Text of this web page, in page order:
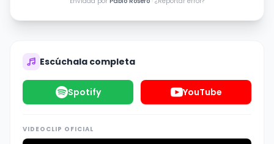
Escúchala completa
Spotify YouTube
VIDEOCLIP OFICIAL